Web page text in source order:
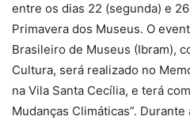
entre os dias 22 (segunda) e
Primavera dos Museus. O
Brasileiro de Museus (Ibram),
Cultura, será realizado no
na Vila Santa Cecília, e terá
Mudanças Climáticas”.